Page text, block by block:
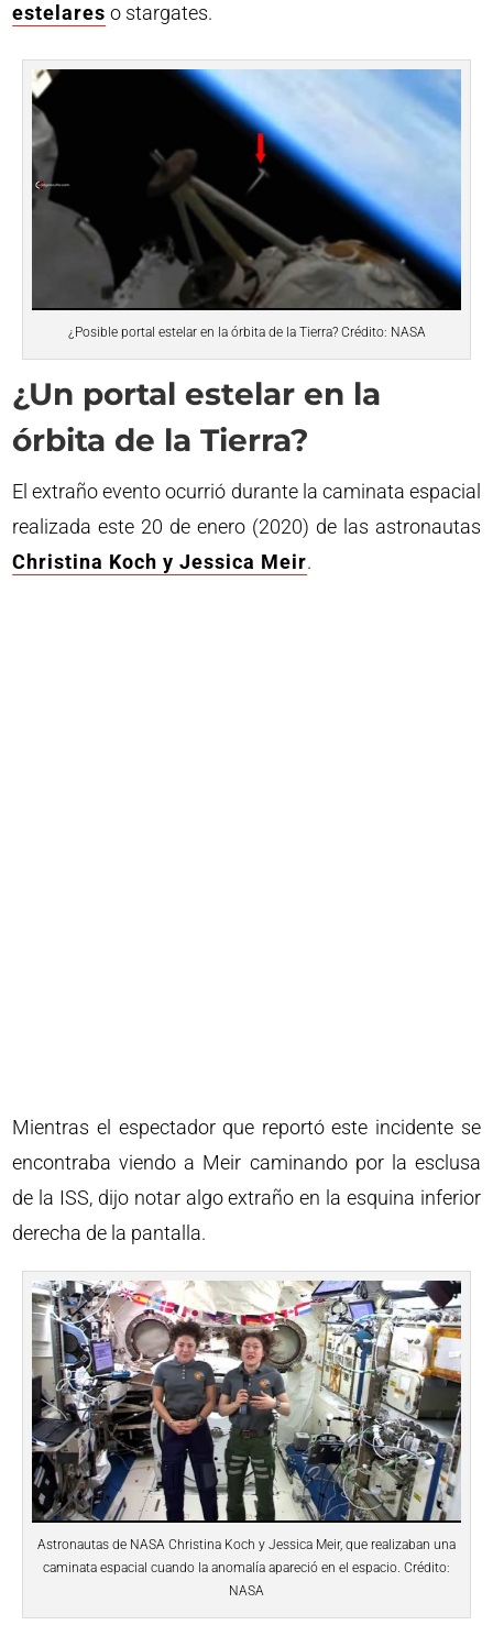
estelares o stargates.
¿Posible portal estelar en la órbita de la Tierra? Crédito: NASA
¿Un portal estelar en la
órbita de la Tierra?
El extraño evento ocurrió durante la caminata espacial
realizada este 20 de enero (2020) de las astronautas
Christina Koch y Jessica Meir.
Mientras el espectador que reportó este incidente se
encontraba viendo a Meir caminando por la esclusa
de la ISS, dijo notar algo extraño en la esquina inferior
derecha de la pantalla.
Astronautas de NASA Christina Koch y Jessica Meir, que realizaban una
caminata espacial cuando la anomalía apareció en el espacio. Crédito:
NASA